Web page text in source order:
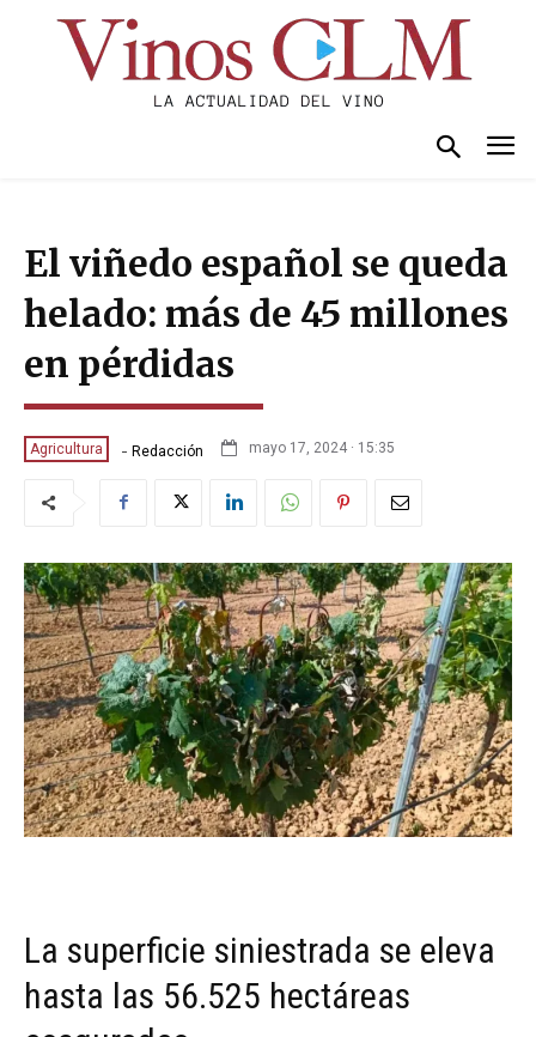
El viñedo español se queda
helado: más de 45 millones
en pérdidas
Agricultura - Redacción mayo 17, 2024 · 15:35
La superficie siniestrada se eleva
hasta las 56.525 hectáreas